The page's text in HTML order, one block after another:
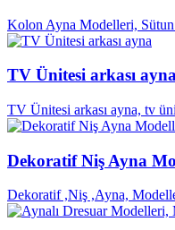
Kolon Ayna Modelleri, Sütun
TV Ünitesi arkası
TV Ünitesi arkası ayna, tv
Dekoratif Niş Ayna
Dekoratif ,Niş ,Ayna,